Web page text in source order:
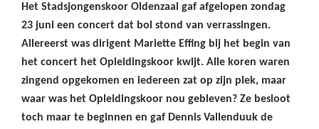
Het Stadsjongenskoor Oldenzaal gaf afgelopen zondag
23 juni een concert dat bol stond van verrassingen.
Allereerst was dirigent Mariette Effing bij het begin van
het concert het Opleidingskoor kwijt. Alle koren waren
zingend opgekomen en iedereen zat op zijn plek, maar
waar was het Opleidingskoor nou gebleven? Ze besloot
toch maar te beginnen en gaf Dennis Vallenduuk de